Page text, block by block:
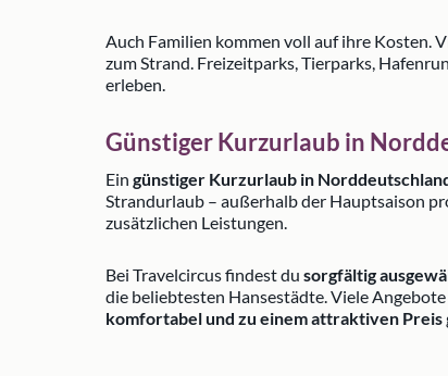
Auch Familien kommen voll auf ihre Kosten.
zum Strand. Freizeitparks, Tierparks,
erleben.
Günstiger Kurzurlaub in
Ein günstiger Kurzurlaub in
Strandurlaub – außerhalb der Hauptsaison
zusätzlichen Leistungen.
Bei Travelcircus findest du sorgfältig
die beliebtesten Hansestädte. Viele
komfortabel und zu einem attraktiven Preis